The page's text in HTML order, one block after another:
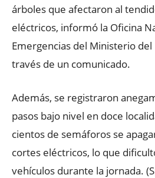
árboles que afectaron al
eléctricos, informó la Oficina
Emergencias del Ministerio
través de un comunicado.
Además, se registraron
pasos bajo nivel en doce
cientos de semáforos se
cortes eléctricos, lo que
vehículos durante la jornada.